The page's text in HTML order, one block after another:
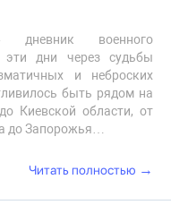
дневник военного
эти дни через судьбы
и неброских
быть рядом на
Киевской области, от
до Запорожья…
Читать полностью →